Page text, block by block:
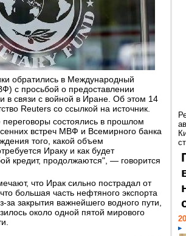
обратились в Международный
с просьбой о предоставлении
связи с войной в Иране. Об этом 14
Reuters со ссылкой на источник.
состоялись в прошлом
встреч МВФ и Всемирного банка
того, какой объем
Ираку и как будет
кредит, продолжаются", — говорится
что Ирак сильно пострадал от
большая часть нефтяного экспорта
закрытия важнейшего водного пути,
около одной пятой мирового